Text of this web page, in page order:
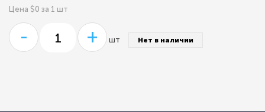
Цена $0 за 1 шт
- + шт Нет в наличии